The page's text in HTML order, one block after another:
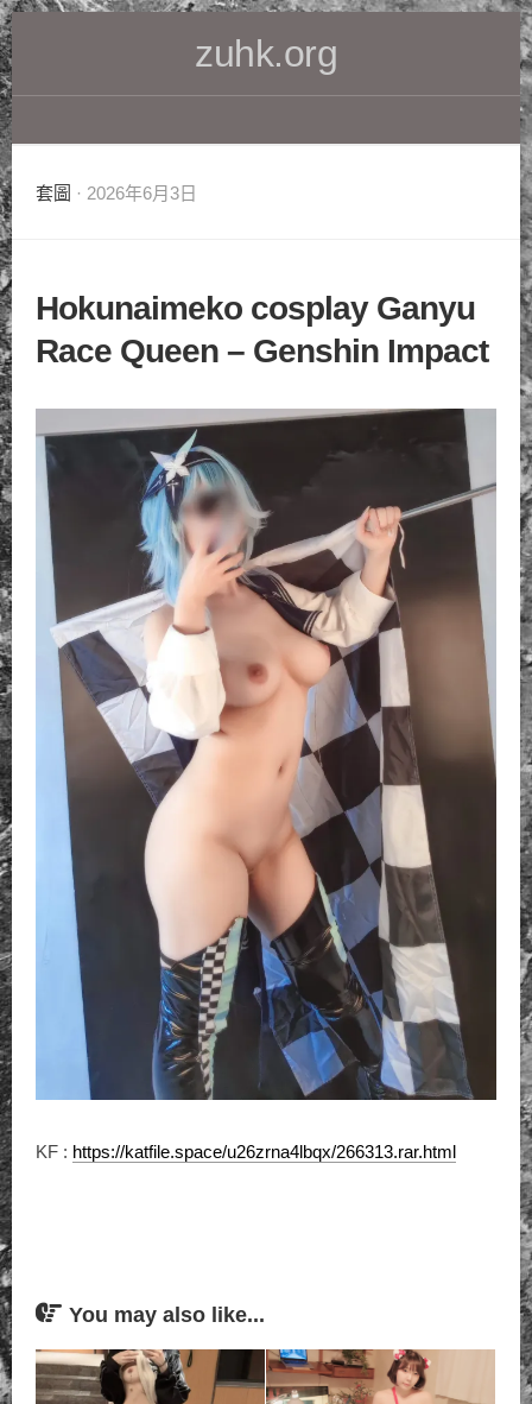
Skip
to
content
zuhk.org
套圖 · 2026年6月3日
Hokunaimeko cosplay Ganyu
Race Queen – Genshin Impact
KF : https://katfile.space/u26zrna4lbqx/266313.rar.html
You may also like...